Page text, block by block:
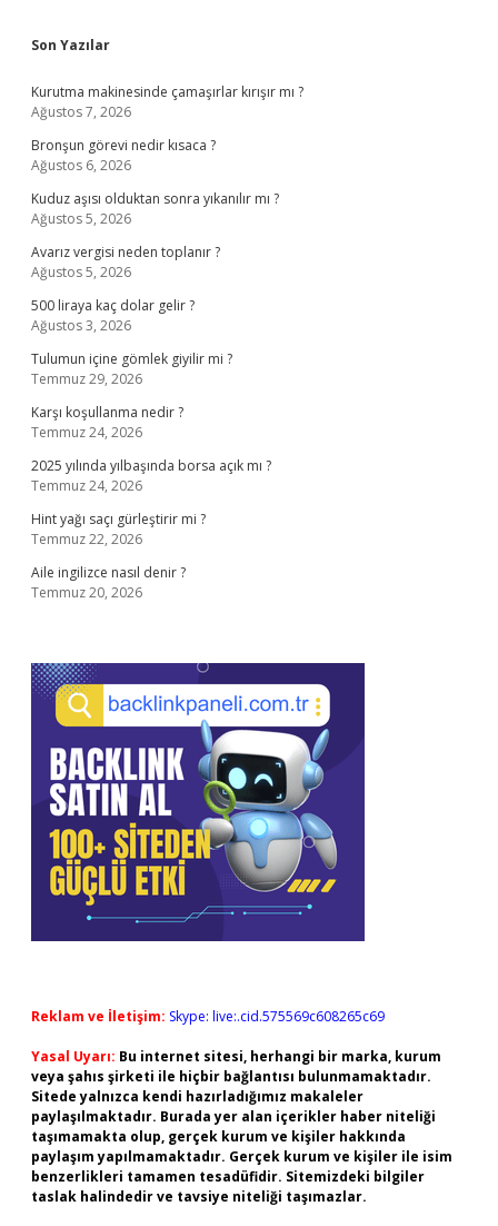
Sidebar
Son Yazılar
Kurutma makinesinde çamaşırlar kırışır mı ?
Ağustos 7, 2026
Bronşun görevi nedir kısaca ?
Ağustos 6, 2026
Kuduz aşısı olduktan sonra yıkanılır mı ?
Ağustos 5, 2026
Avarız vergisi neden toplanır ?
Ağustos 5, 2026
500 liraya kaç dolar gelir ?
Ağustos 3, 2026
Tulumun içine gömlek giyilir mi ?
Temmuz 29, 2026
Karşı koşullanma nedir ?
Temmuz 24, 2026
2025 yılında yılbaşında borsa açık mı ?
Temmuz 24, 2026
Hint yağı saçı gürleştirir mi ?
Temmuz 22, 2026
Aile ingilizce nasıl denir ?
Temmuz 20, 2026
Reklam ve İletişim: Skype: live:.cid.575569c608265c69
Yasal Uyarı: Bu internet sitesi, herhangi bir marka, kurum
veya şahıs şirketi ile hiçbir bağlantısı bulunmamaktadır.
Sitede yalnızca kendi hazırladığımız makaleler
paylaşılmaktadır. Burada yer alan içerikler haber niteliği
taşımamakta olup, gerçek kurum ve kişiler hakkında
paylaşım yapılmamaktadır. Gerçek kurum ve kişiler ile isim
benzerlikleri tamamen tesadüfidir. Sitemizdeki bilgiler
taslak halindedir ve tavsiye niteliği taşımazlar.